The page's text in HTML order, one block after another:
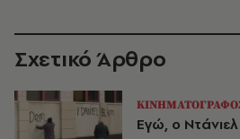
Σχετικό Άρθρο
Εγώ, ο